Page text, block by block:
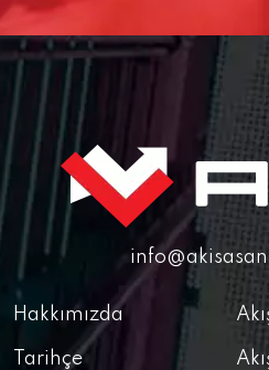
Hakkımızda
Tarihçe